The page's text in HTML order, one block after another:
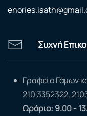
Συχνή
Γραφείο Γάμων
210 3352322,
Ωράριο: 9.00 -